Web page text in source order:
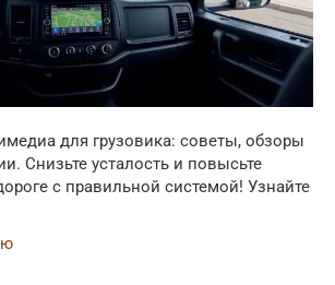
для грузовика: советы, обзоры
Снизьте усталость и повысьте
с правильной системой! Узнайте